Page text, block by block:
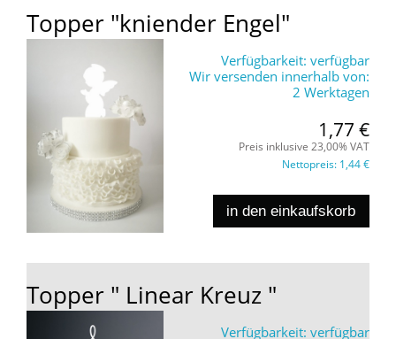
Topper "kniender Engel"
Verfügbarkeit: verfügbar
Wir versenden innerhalb von:
2 Werktagen
1,77 €
Preis inklusive 23,00% VAT
Nettopreis: 1,44 €
in den einkaufskorb
Topper " Linear Kreuz "
Verfügbarkeit: verfügbar